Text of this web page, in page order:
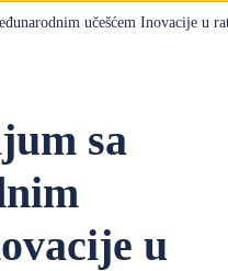
učešćem Inovacije u
sa
u